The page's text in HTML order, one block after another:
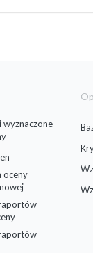
wyznaczone
oceny